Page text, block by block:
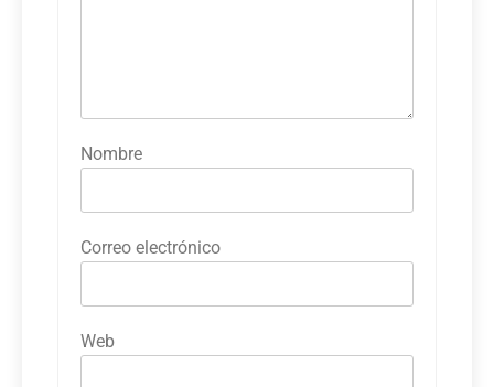
Nombre
Correo electrónico
Web